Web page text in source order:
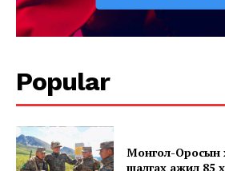
Popular
Монгол-Оросын
шалгах ажил 85